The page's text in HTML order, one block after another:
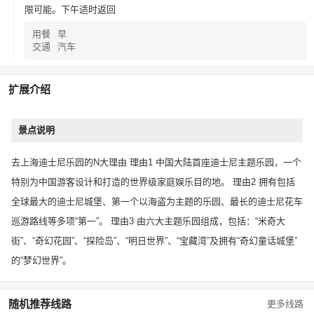
限可能。下午适时返回
用餐
早
交通
汽车
扩展介绍
景点说明
去上海迪士尼乐园的N大理由 理由1 中国大陆首座迪士尼主题乐园，一个
特别为中国游客设计和打造的世界级家庭娱乐目的地。 理由2 拥有包括
全球最大的迪士尼城堡、第一个以海盗为主题的乐园、最长的迪士尼花车
巡游路线等多项“第一”。 理由3 由六大主题乐园组成，包括：“米奇大
街”、“奇幻花园”、“探险岛”、“明日世界”、“宝藏湾”及拥有“奇幻童话城堡”
的“梦幻世界”。
更多线路
随机推荐线路